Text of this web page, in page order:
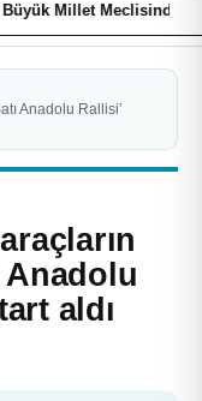
olacak. Burada
Anadolu Rallisi’
Anadolu
aldı